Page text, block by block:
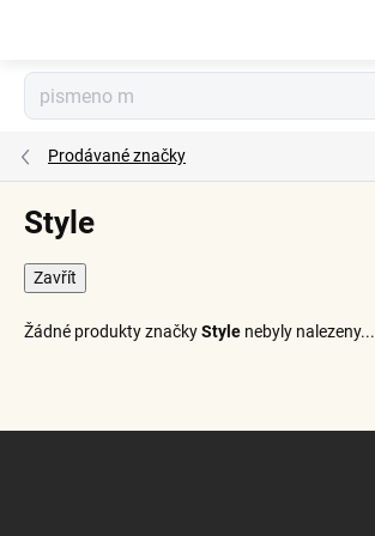
Prodávané značky
Style
Zavřít
Žádné produkty značkyStyle nebyly nalezeny...